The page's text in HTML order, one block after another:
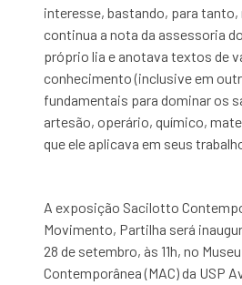
interesse, bastando, para tanto,
continua a nota da assessoria
próprio lia e anotava textos de
conhecimento (inclusive em
fundamentais para dominar os
artesão, operário, químico,
que ele aplicava em seus
A exposição Sacilotto
Movimento, Partilha será
28 de setembro, às 11h, no
Contemporânea (MAC) da USP